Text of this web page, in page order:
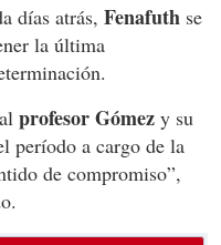
días atrás, Fenafuth se
la última
profesor Gómez y su
período a cargo de la
de compromiso”,